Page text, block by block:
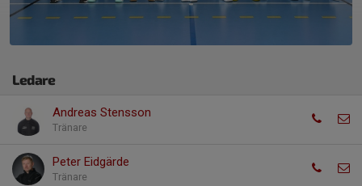
Ledare
Andreas Stensson
Tränare
Peter Eidgärde
Tränare